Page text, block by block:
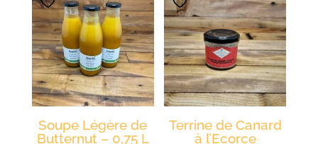
Soupe Légère de
Butternut – 0,75 L
Terrine de Canard
à l’Ecorce